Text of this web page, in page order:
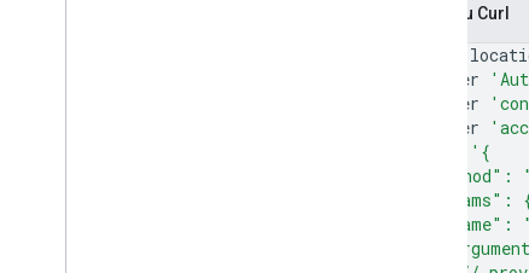
Yêu cầu Curl
--
--header
--header
--header
'{
"method":
"params":
"name":